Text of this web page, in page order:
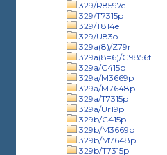
329/R8597c
329/T7315p
329/T814e
329/U83o
329a(8)/Z79r
329a(8=6)/G9856f
329a/C415p
329a/M3669p
329a/M7648p
329a/T7315p
329a/Ur19p
329b/C415p
329b/M3669p
329b/M7648p
329b/T7315p